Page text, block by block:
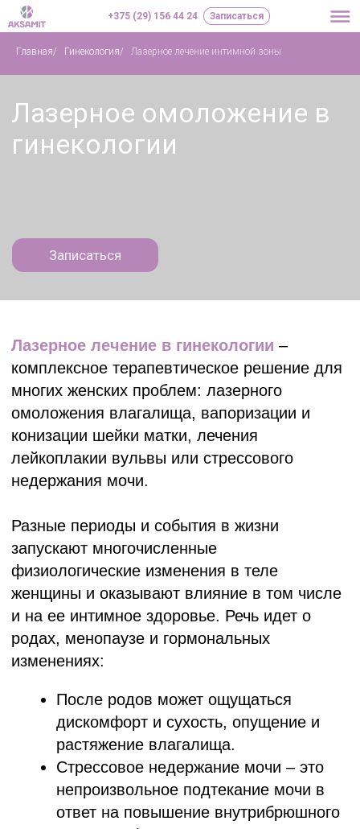
Записаться
+375 (29) 156 44 24
Главная/ Гинекология/ Лазерное лечение интимной зоны
Лазерное омоложение в
гинекологии
Лазерное лечение в гинекологии
комплексное терапевтическое решение для
недержания мочи.
Разные периоды и события в жизни
запускают многочисленные
физиологические изменения в теле
женщины и оказывают влияние в том числе
и на ее интимное здоровье. Речь идет о
родах, менопаузе и гормональных
растяжение влагалища.
Стрессовое недержание мочи – это
ответ на повышение внутрибрюшного
давления (кашель, чихание, поднятие
тяжестей и физическая активность).
Данное состояние может быть
вызвано изменениями в структуре
тазового дна.
привести к ослаблению плотности и
чувствительности в области
влагалища.
Сухость и рецидивирующие инфекции
влагалища также часто встречаются
среди женщин любого возраста.
Не стоит и говорить о том, что все
дискомфорт, уменьшают удовлетворенность